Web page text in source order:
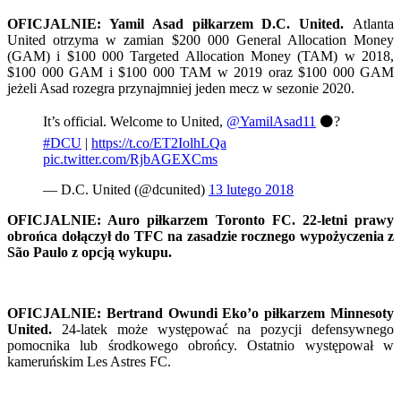
OFICJALNIE: Yamil Asad piłkarzem D.C. United. Atlanta
United otrzyma w zamian $200 000 General Allocation Money
(GAM) i $100 000 Targeted Allocation Money (TAM) w 2018,
$100 000 GAM i $100 000 TAM w 2019 oraz $100 000 GAM
jeżeli Asad rozegra przynajmniej jeden mecz w sezonie 2020.
It’s official. Welcome to United, @YamilAsad11 ⚫?
#DCU | https://t.co/ET2IolhLQa
pic.twitter.com/RjbAGEXCms
— D.C. United (@dcunited) 13 lutego 2018
OFICJALNIE: Auro piłkarzem Toronto FC. 22-letni prawy
obrońca dołączył do TFC na zasadzie rocznego wypożyczenia z
São Paulo z opcją wykupu.
OFICJALNIE: Bertrand Owundi Eko’o piłkarzem Minnesoty
United. 24-latek może występować na pozycji defensywnego
pomocnika lub środkowego obrońcy. Ostatnio występował w
kameruńskim Les Astres FC.